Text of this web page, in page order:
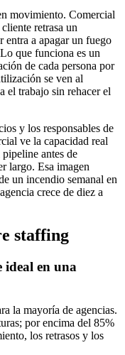
movimiento. Comercial
retrasa un
entra a apagar un fuego
que funciona es un
de cada persona por
se ven al
el trabajo sin rehacer el
y los responsables de
ve la capacidad real
antes de
largo. Esa imagen
un incendio semanal en
crece de diez a
staffing
ideal en una
la mayoría de agencias.
por encima del 85%
los retrasos y los